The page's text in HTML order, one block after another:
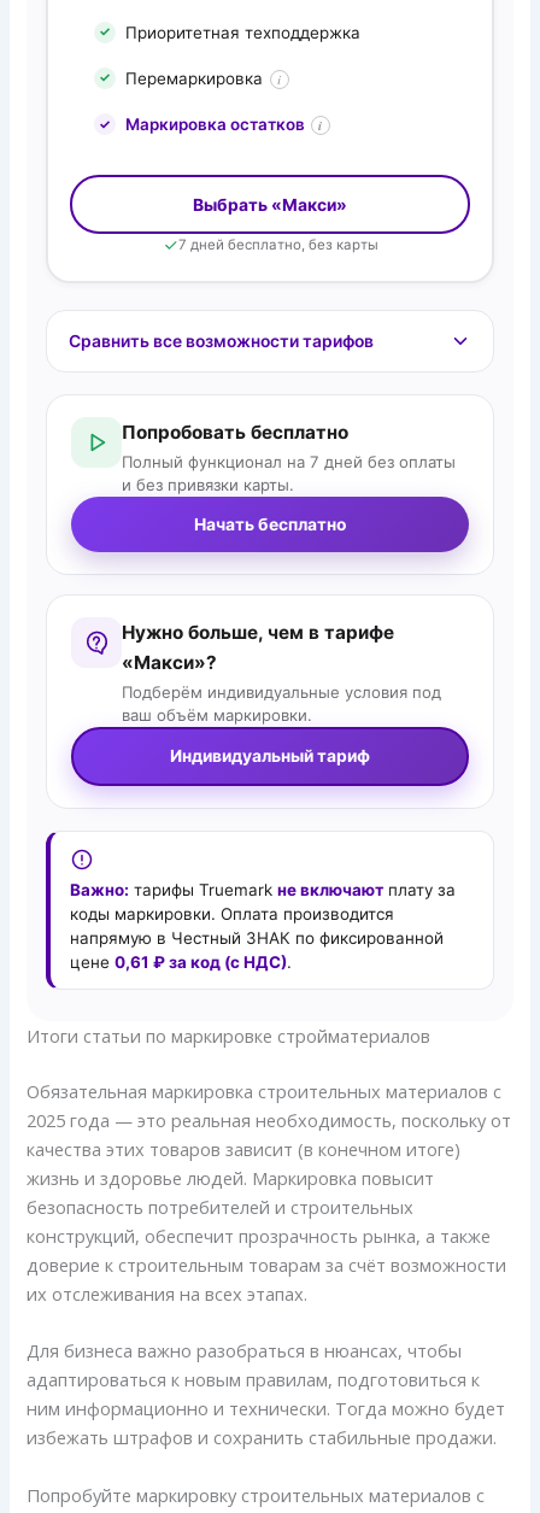
Приоритетная техподдержка
Перемаркировка i
Маркировка остатков i
Выбрать «Макси»
7 дней бесплатно, без карты
Сравнить все возможности тарифов
Попробовать бесплатно
Полный функционал на 7 дней без оплаты
и без привязки карты.
Начать бесплатно
Нужно больше, чем в тарифе
«Макси»?
Подберём индивидуальные условия под
ваш объём маркировки.
Индивидуальный тариф
Важно: тарифы Truemarkне включают плату за
коды маркировки. Оплата производится
напрямую в Честный ЗНАК по фиксированной
цене0,61 ₽ за код (с НДС).
Итоги статьи по маркировке стройматериалов
Обязательная маркировка строительных материалов с
2025 года — это реальная необходимость, поскольку от
качества этих товаров зависит (в конечном итоге)
жизнь и здоровье людей. Маркировка повысит
безопасность потребителей и строительных
конструкций, обеспечит прозрачность рынка, а также
доверие к строительным товарам за счёт возможности
их отслеживания на всех этапах.
Для бизнеса важно разобраться в нюансах, чтобы
адаптироваться к новым правилам, подготовиться к
ним информационно и технически. Тогда можно будет
избежать штрафов и сохранить стабильные продажи.
Попробуйте маркировку строительных материалов с